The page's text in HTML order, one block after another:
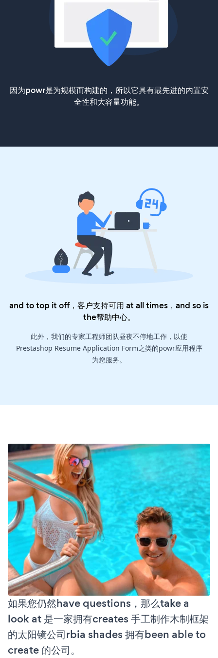
因为powr是为规模而构建的，所以它具有最先进的内置安
全性和大容量功能。
and to top it off，客户支持可用 at all times，and so is
the帮助中心。
此外，我们的专家工程师团队昼夜不停地工作，以使
Prestashop Resume Application Form之类的powr应用程序
为您服务。
如果您仍然have questions，那么take a
look at 是一家拥有creates 手工制作木制框架
的太阳镜公司rbia shades 拥有been able to
create 的公司。